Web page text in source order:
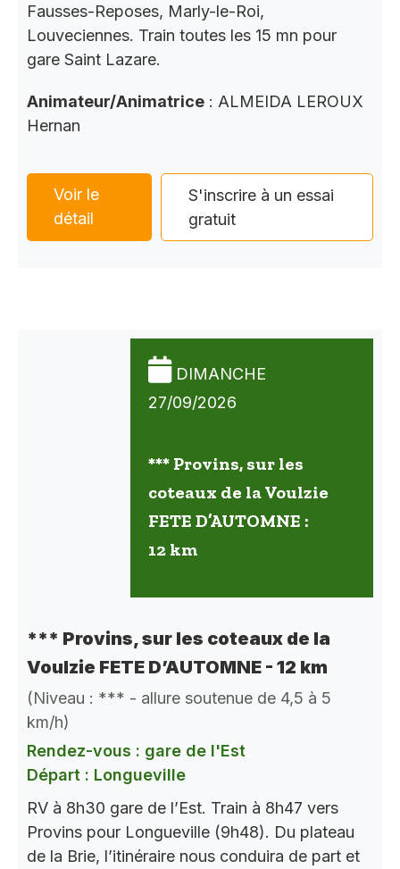
Fausses-Reposes, Marly-le-Roi,
Louveciennes. Train toutes les 15 mn pour
gare Saint Lazare.
Animateur/Animatrice : ALMEIDA LEROUX
Hernan
Voir le
détail
S'inscrire à un essai
gratuit
DIMANCHE
27/09/2026
*** Provins, sur les
coteaux de la Voulzie
FETE D’AUTOMNE :
12 km
*** Provins, sur les coteaux de la
Voulzie FETE D’AUTOMNE - 12 km
(Niveau : *** - allure soutenue de 4,5 à 5
km/h)
Rendez-vous : gare de l'Est
Départ : Longueville
RV à 8h30 gare de l’Est. Train à 8h47 vers
Provins pour Longueville (9h48). Du plateau
de la Brie, l’itinéraire nous conduira de part et